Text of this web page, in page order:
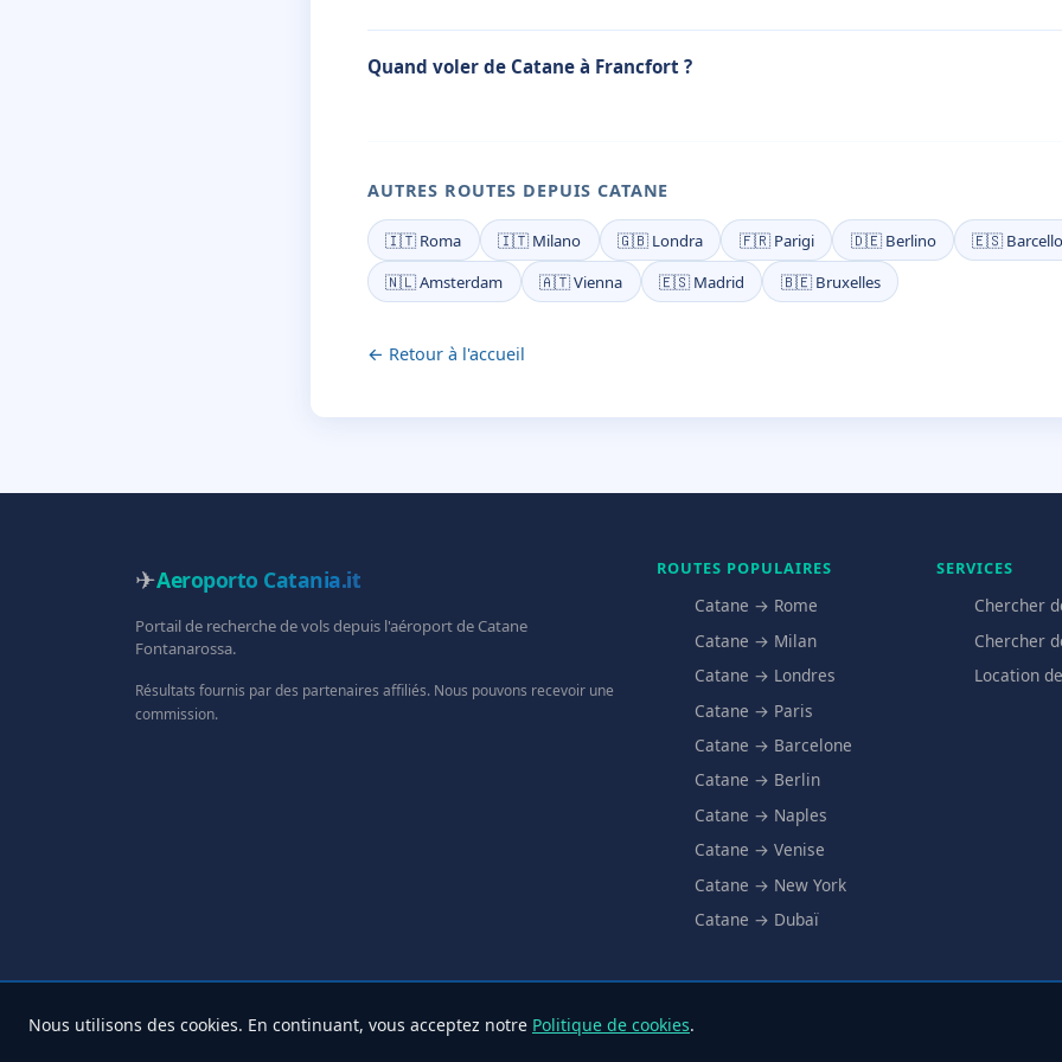
Quand voler de Catane à Francfort ?
AUTRES ROUTES DEPUIS CATANE
🇮🇹 Roma 🇮🇹 Milano 🇬🇧 Londra 🇫🇷 Parigi 🇩🇪 Berlino
🇪🇸
🇳🇱 Amsterdam
🇦🇹 Vienna 🇪🇸 Madrid 🇧🇪 Bruxelles
← Retour à l'accueil
✈Aeroporto Catania.it
Portail de recherche de vols depuis l'aéroport de Catane
Fontanarossa.
Résultats fournis par des partenaires affiliés. Nous pouvons recevoir une
commission.
ROUTES POPULAIRES
Catane → Rome
Catane → Milan
Catane → Londres
Catane → Paris
Catane → Barcelone
Catane → Berlin
Catane → Naples
Catane → Venise
Catane → New York
Catane → Dubaï
SERVICES
Chercher
Chercher
Location
© 2025 Aeroporto Catania.it – Tous droits réservés
Nous utilisons des cookies. En continuant, vous acceptez notre Politique de cookies.